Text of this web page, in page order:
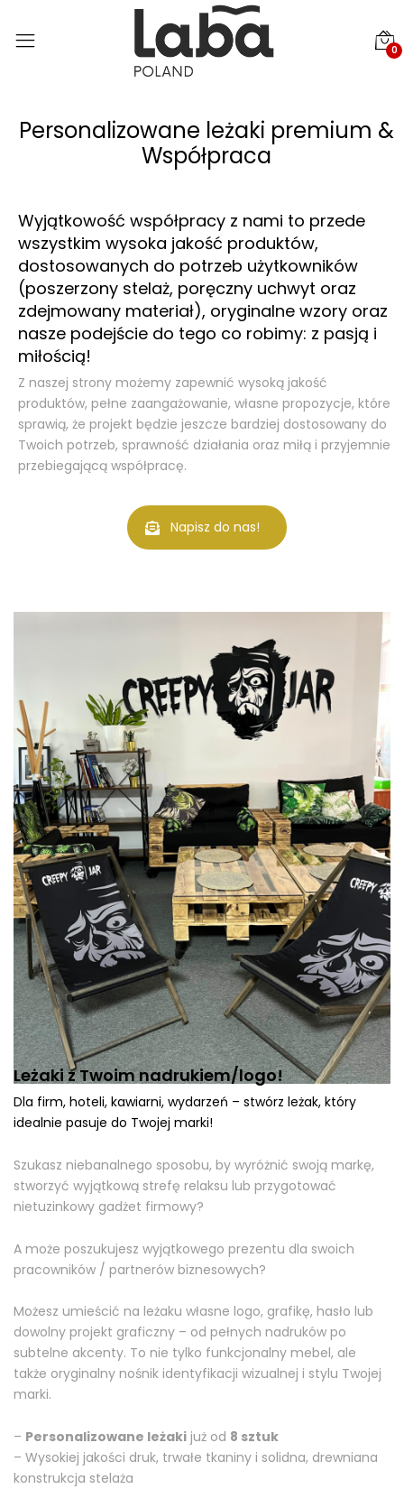
0
Personalizowane leżaki premium &
Współpraca
Wyjątkowość współpracy z nami to przede
wszystkim wysoka jakość produktów,
dostosowanych do potrzeb użytkowników
(poszerzony stelaż, poręczny uchwyt oraz
zdejmowany materiał), oryginalne wzory oraz
nasze podejście do tego co robimy: z pasją i
miłością!
Z naszej strony możemy zapewnić wysoką jakość
produktów, pełne zaangażowanie, własne propozycje, które
sprawią, że projekt będzie jeszcze bardziej dostosowany do
Twoich potrzeb, sprawność działania oraz miłą i przyjemnie
przebiegającą współpracę.
Napisz do nas!
Leżaki z Twoim nadrukiem/logo!
Dla firm, hoteli, kawiarni, wydarzeń – stwórz leżak, który
idealnie pasuje do Twojej marki!
Szukasz niebanalnego sposobu, by wyróżnić swoją markę,
stworzyć wyjątkową strefę relaksu lub przygotować
nietuzinkowy gadżet firmowy?
A może poszukujesz wyjątkowego prezentu dla swoich
pracowników / partnerów biznesowych?
Możesz umieścić na leżaku własne logo, grafikę, hasło lub
dowolny projekt graficzny – od pełnych nadruków po
subtelne akcenty. To nie tylko funkcjonalny mebel, ale
także oryginalny nośnik identyfikacji wizualnej i stylu Twojej
marki.
– Personalizowane leżaki już od 8 sztuk
– Wysokiej jakości druk, trwałe tkaniny i solidna, drewniana
konstrukcja stelaża